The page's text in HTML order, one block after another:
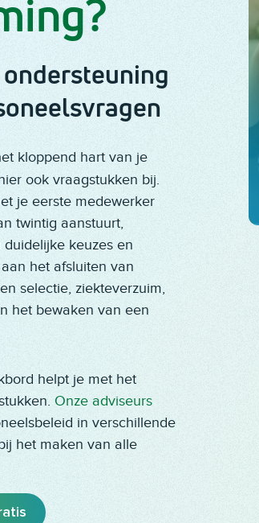
kloppend hart van je
ook vraagstukken bij.
je eerste medewerker
twintig aanstuurt,
keuzes en
het afsluiten van
selectie, ziekteverzuim,
het bewaken van een
helpt je met het
Onze adviseurs
in verschillende
het maken van alle